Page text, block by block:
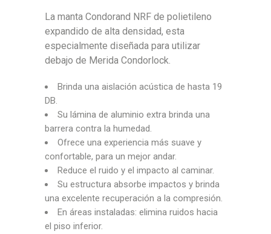
La manta Condorand NRF de polietileno
expandido de alta densidad, esta
especialmente diseñada para utilizar
debajo de Merida Condorlock.
Brinda una aislación acústica de hasta 19
DB.
Su lámina de aluminio extra brinda una
barrera contra la humedad.
Ofrece una experiencia más suave y
confortable, para un mejor andar.
Reduce el ruido y el impacto al caminar.
Su estructura absorbe impactos y brinda
una excelente recuperación a la compresión.
En áreas instaladas: elimina ruidos hacia
el piso inferior.